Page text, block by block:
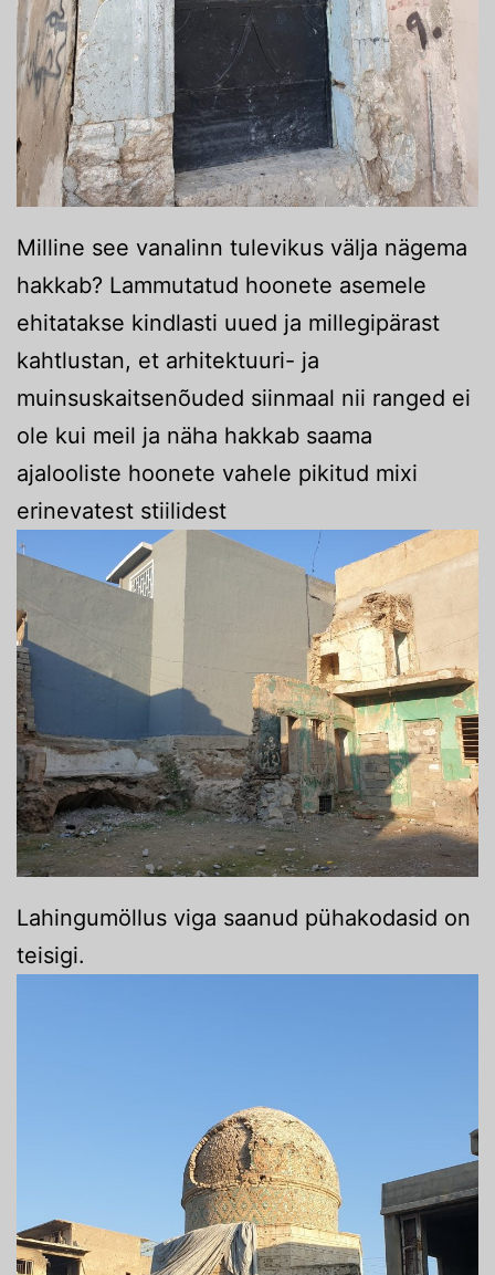
Milline see vanalinn tulevikus välja nägema
hakkab? Lammutatud hoonete asemele
ehitatakse kindlasti uued ja millegipärast
kahtlustan, et arhitektuuri- ja
muinsuskaitsenõuded siinmaal nii ranged ei
ole kui meil ja näha hakkab saama
ajalooliste hoonete vahele pikitud mixi
erinevatest stiilidest
Lahingumöllus viga saanud pühakodasid on
teisigi.